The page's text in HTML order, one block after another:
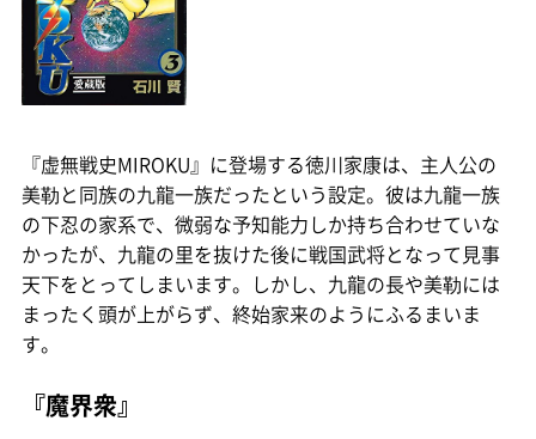
『虚無戦史MIROKU』に登場する徳川家康は、主人公の
美勒と同族の九龍一族だったという設定。彼は九龍一族
の下忍の家系で、微弱な予知能力しか持ち合わせていな
かったが、九龍の里を抜けた後に戦国武将となって見事
天下をとってしまいます。しかし、九龍の長や美勒には
まったく頭が上がらず、終始家来のようにふるまいま
す。
『魔界衆』